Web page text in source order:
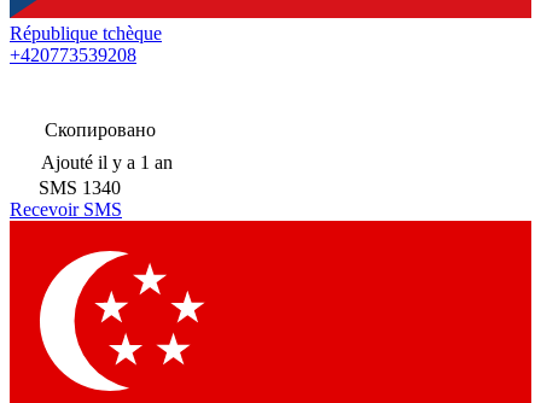
République tchèque
+420773539208
Скопировано
Ajouté il y a 1 an
SMS 1340
Recevoir SMS